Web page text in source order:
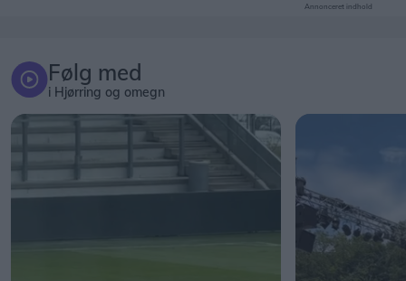
Annonceret indhold
Følg med
i Hjørring og omegn